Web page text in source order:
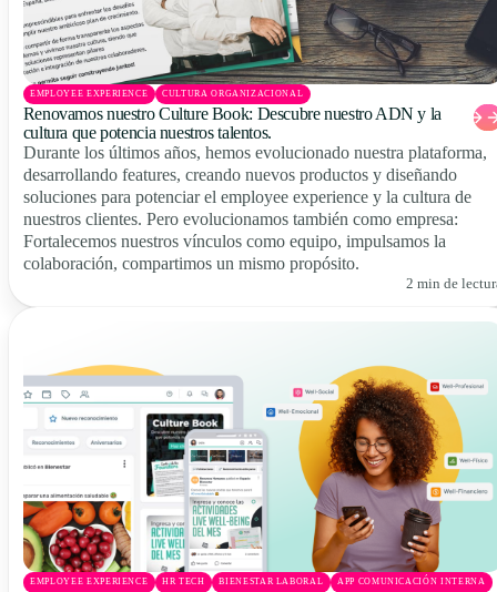
EMPLOYEE EXPERIENCE CULTURA ORGANIZACIONAL
Renovamos nuestro Culture Book: Descubre nuestro ADN y la
cultura que potencia nuestros talentos.
Durante los últimos años, hemos evolucionado nuestra plataforma,
desarrollando features, creando nuevos productos y diseñando
soluciones para potenciar el employee experience y la cultura de
nuestros clientes. Pero evolucionamos también como empresa:
Fortalecemos nuestros vínculos como equipo, impulsamos la
colaboración, compartimos un mismo propósito.
2 min de
EMPLOYEE EXPERIENCE HR TECH BIENESTAR LABORAL APP COMUNICACIÓN INTERNA